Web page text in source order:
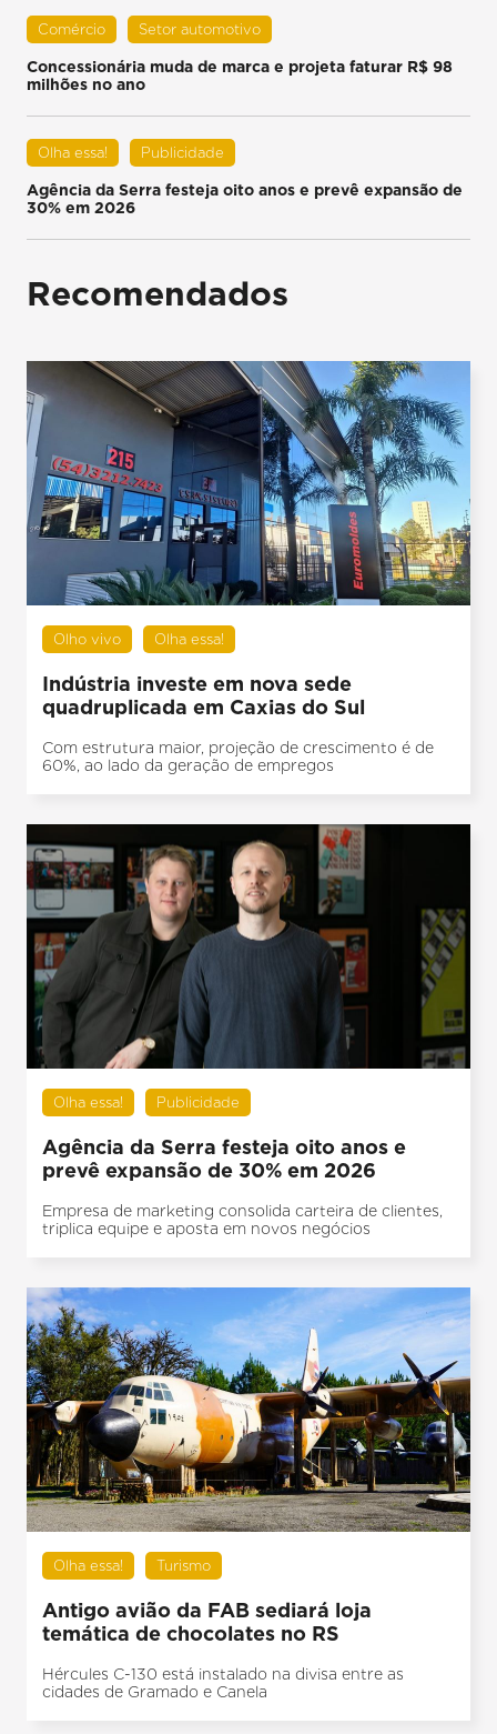
Comércio Setor automotivo
Concessionária muda de marca e projeta faturar R$ 98
milhões no ano
Olha essa! Publicidade
Agência da Serra festeja oito anos e prevê expansão de
30% em 2026
Recomendados
Olho vivo Olha essa!
Indústria investe em nova sede
quadruplicada em Caxias do Sul
Com estrutura maior, projeção de crescimento é de
60%, ao lado da geração de empregos
Olha essa! Publicidade
Agência da Serra festeja oito anos e
prevê expansão de 30% em 2026
Empresa de marketing consolida carteira de clientes,
triplica equipe e aposta em novos negócios
Olha essa! Turismo
Antigo avião da FAB sediará loja
temática de chocolates no RS
Hércules C-130 está instalado na divisa entre as
cidades de Gramado e Canela